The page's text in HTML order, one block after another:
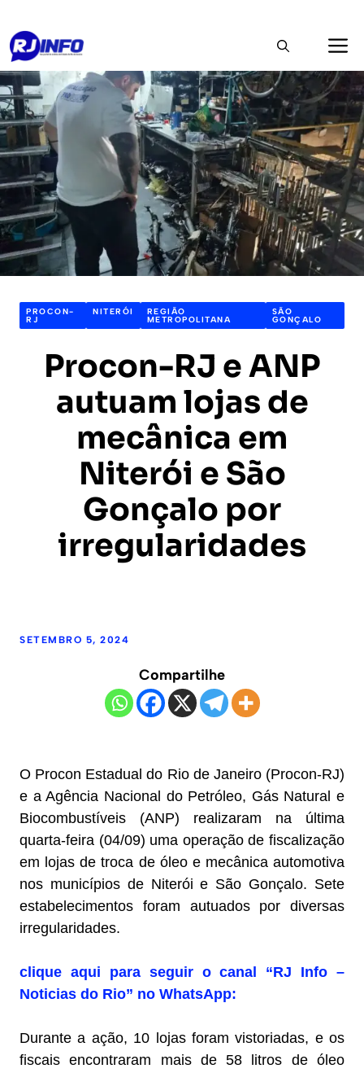
Pular
para
o
conteúdo
PROCON-
RJ
NITERÓI REGIÃO
METROPOLITANA
SÃO
GONÇALO
Procon-RJ e ANP
autuam lojas de
mecânica em
Niterói e São
Gonçalo por
irregularidades
SETEMBRO 5, 2024
Compartilhe
O Procon Estadual do Rio de Janeiro (Procon-RJ)
e a Agência Nacional do Petróleo, Gás Natural e
Biocombustíveis (ANP) realizaram na última
quarta-feira (04/09) uma operação de fiscalização
em lojas de troca de óleo e mecânica automotiva
nos municípios de Niterói e São Gonçalo. Sete
estabelecimentos foram autuados por diversas
irregularidades.
clique aqui para seguir o canal “RJ Info –
Noticias do Rio” no WhatsApp:
Durante a ação, 10 lojas foram vistoriadas, e os
fiscais encontraram mais de 58 litros de óleo